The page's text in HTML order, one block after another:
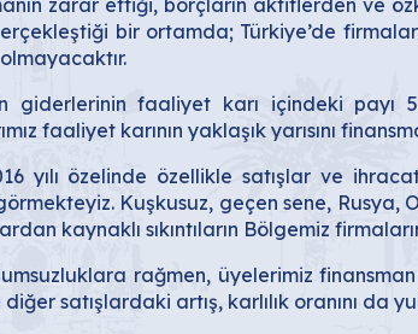
zarar ettiği, borçların aktiflerden ve
bir ortamda; Türkiye’de
giderlerinin faaliyet karı içindeki payı
faaliyet karının yaklaşık yarısını
yılı özelinde özellikle satışlar ve
Kuşkusuz, geçen sene,
kaynaklı sıkıntıların Bölgemiz
rağmen, üyelerimiz
satışlardaki artış, karlılık oranını da